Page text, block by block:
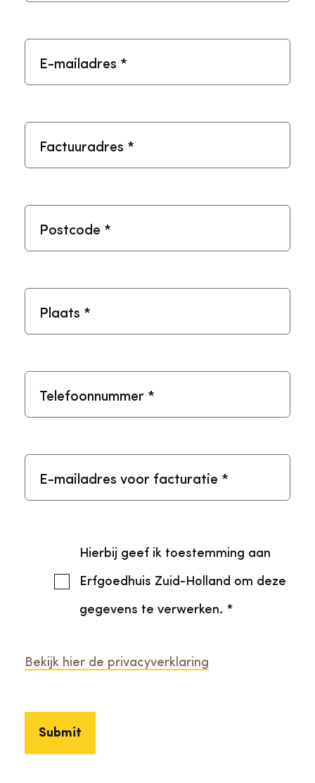
E-mailadres *
Factuuradres *
Postcode *
Plaats *
Telefoonnummer *
E-mailadres voor facturatie *
Hierbij geef ik toestemming aan
Erfgoedhuis Zuid-Holland om deze
gegevens te verwerken. *
Bekijk hier de privacyverklaring